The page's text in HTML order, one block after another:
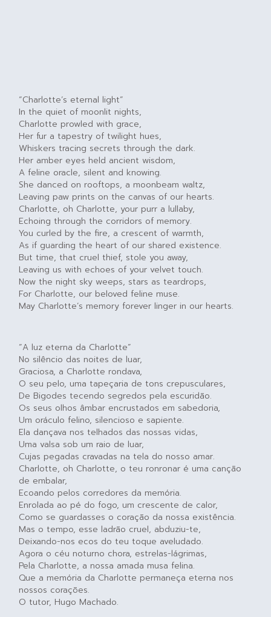
“Charlotte’s eternal light”
In the quiet of moonlit nights,
Charlotte prowled with grace,
Her fur a tapestry of twilight hues,
Whiskers tracing secrets through the dark.
Her amber eyes held ancient wisdom,
A feline oracle, silent and knowing.
She danced on rooftops, a moonbeam waltz,
Leaving paw prints on the canvas of our hearts.
Charlotte, oh Charlotte, your purr a lullaby,
Echoing through the corridors of memory.
You curled by the fire, a crescent of warmth,
As if guarding the heart of our shared existence.
But time, that cruel thief, stole you away,
Leaving us with echoes of your velvet touch.
Now the night sky weeps, stars as teardrops,
For Charlotte, our beloved feline muse.
May Charlotte’s memory forever linger in our hearts.
“A luz eterna da Charlotte”
No silêncio das noites de luar,
Graciosa, a Charlotte rondava,
O seu pelo, uma tapeçaria de tons crepusculares,
De Bigodes tecendo segredos pela escuridão.
Os seus olhos âmbar encrustados em sabedoria,
Um oráculo felino, silencioso e sapiente.
Ela dançava nos telhados das nossas vidas,
Uma valsa sob um raio de luar,
Cujas pegadas cravadas na tela do nosso amar.
Charlotte, oh Charlotte, o teu ronronar é uma canção
de embalar,
Ecoando pelos corredores da memória.
Enrolada ao pé do fogo, um crescente de calor,
Como se guardasses o coração da nossa existência.
Mas o tempo, esse ladrão cruel, abduziu-te,
Deixando-nos ecos do teu toque aveludado.
Agora o céu noturno chora, estrelas-lágrimas,
Pela Charlotte, a nossa amada musa felina.
Que a memória da Charlotte permaneça eterna nos
nossos corações.
O tutor, Hugo Machado.